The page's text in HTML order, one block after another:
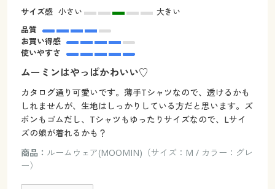
サイズ感 小さい
大きい
品質
お買い得感
使いやすさ
ムーミンはやっぱかわいい♡
カタログ通り可愛いです。薄手Tシャツなので、透けるかも
しれませんが、生地はしっかりしている方だと思います。ズ
ボンもゴムだし、Tシャツもゆったりサイズなので、Lサイ
ズの娘が着れるかも？
商品： ルームウェア(MOOMIN)（サイズ：M / カラー：グレ
ー）